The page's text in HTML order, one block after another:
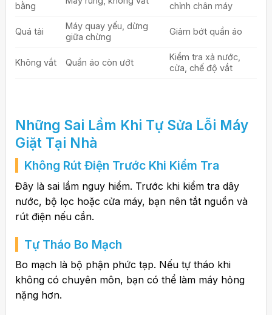
bằng
chỉnh chân máy
Quá tải
Máy quay yếu, dừng
giữa chừng
Giảm bớt quần áo
Không vắt Quần áo còn ướt
Kiểm tra xả nước,
cửa, chế độ vắt
Những Sai Lầm Khi Tự Sửa Lỗi Máy
Giặt Tại Nhà
Không Rút Điện Trước Khi Kiểm Tra
Đây là sai lầm nguy hiểm. Trước khi kiểm tra dây
nước, bộ lọc hoặc cửa máy, bạn nên tắt nguồn và
rút điện nếu cần.
Tự Tháo Bo Mạch
Bo mạch là bộ phận phức tạp. Nếu tự tháo khi
không có chuyên môn, bạn có thể làm máy hỏng
nặng hơn.